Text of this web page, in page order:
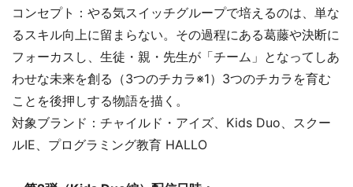
コンセプト：やる気スイッチグループで培えるのは、単な
るスキル向上に留まらない。その過程にある葛藤や決断に
フォーカスし、生徒・親・先生が「チーム」となってしあ
わせな未来を創る（3つのチカラ※1）3つのチカラを育む
ことを後押しする物語を描く。
対象ブランド：チャイルド・アイズ、Kids Duo、スクー
ルIE、プログラミング教育 HALLO